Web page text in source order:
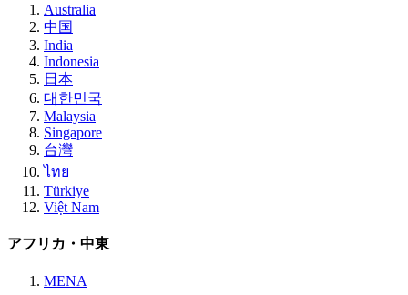
Australia
中国
India
Indonesia
日本
대한민국
Malaysia
Singapore
台灣
ไทย
Türkiye
Việt Nam
アフリカ・中東
MENA